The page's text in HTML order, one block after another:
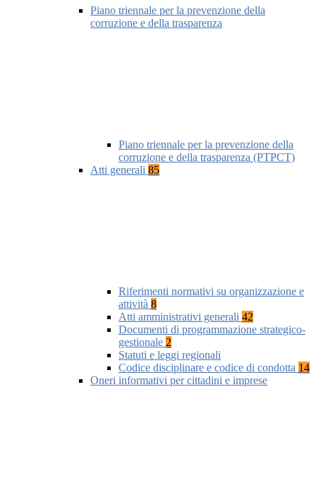
Piano triennale per la prevenzione della
corruzione e della trasparenza
Piano triennale per la prevenzione della
corruzione e della trasparenza (PTPCT)
Atti generali 85
Riferimenti normativi su organizzazione e
attività 8
Atti amministrativi generali 42
Documenti di programmazione strategico-
gestionale 2
Statuti e leggi regionali
Codice disciplinare e codice di condotta 14
Oneri informativi per cittadini e imprese